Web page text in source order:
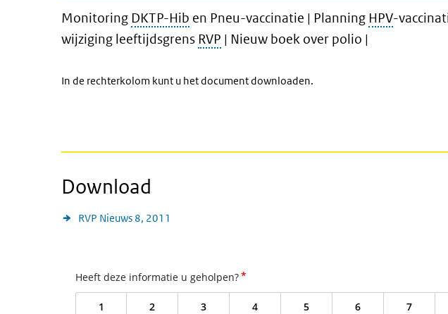
Monitoring DKTP-Hib en Pneu-vaccinatie | Planning HPV-
wijziging leeftijdsgrens RVP | Nieuw boek over polio |
In de rechterkolom kunt u het document downloaden.
Download
RVP Nieuws 8, 2011
Heeft deze informatie u geholpen?*
1 2 3 4 5 6 7